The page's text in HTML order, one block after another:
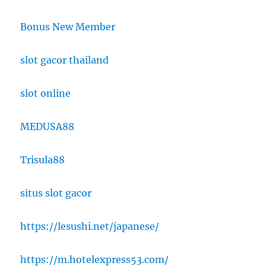
Bonus New Member
slot gacor thailand
slot online
MEDUSA88
Trisula88
situs slot gacor
https://lesushi.net/japanese/
https://m.hotelexpress53.com/